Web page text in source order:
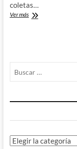
coletas…
Ver más¿Por
gato?
Categorías